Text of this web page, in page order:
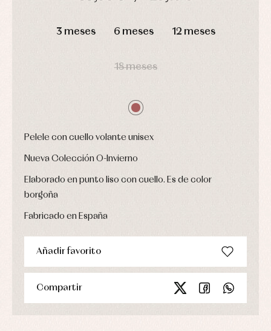
3 meses 6 meses 12 meses
18 meses
Pelele con cuello volante unisex
Nueva Colección O-Invierno
Elaborado en punto liso con cuello. Es de color
borgoña
Fabricado en España
Añadir favorito
Compartir
abrigo
baño